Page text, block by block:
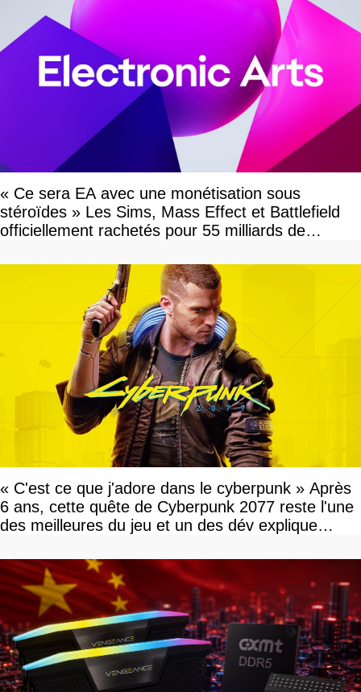
« Ce sera EA avec une monétisation sous
stéroïdes » Les Sims, Mass Effect et Battlefield
officiellement rachetés pour 55 milliards de
« C'est ce que j'adore dans le cyberpunk » Après
6 ans, cette quête de Cyberpunk 2077 reste l'une
des meilleures du jeu et un des dév explique